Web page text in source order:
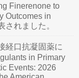
Finerenone to
Outcomes in
れました。
経口抗凝固薬に
in Primary
Events: 2026